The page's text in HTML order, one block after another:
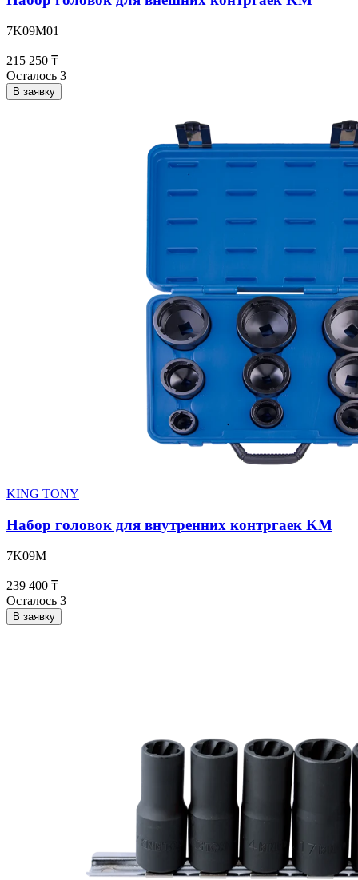
7K09M01
215 250 ₸
Осталось 3
В заявку
KING TONY
Набор головок для внутренних контргаек KM
7K09M
239 400 ₸
Осталось 3
В заявку